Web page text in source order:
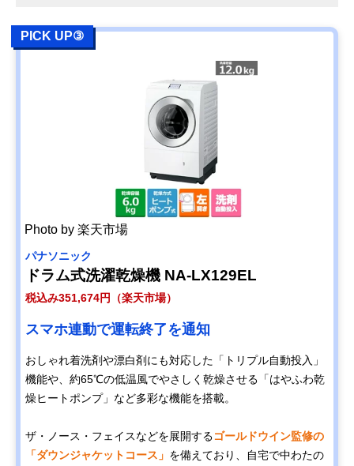
PICK UP③
Photo by 楽天市場
パナソニック
ドラム式洗濯乾燥機 NA-LX129EL
税込み351,674円（楽天市場）
スマホ連動で運転終了を通知
おしゃれ着洗剤や漂白剤にも対応した「トリプル自動投入」
機能や、約65℃の低温風でやさしく乾燥させる「はやふわ乾
燥ヒートポンプ」など多彩な機能を搭載。
ザ・ノース・フェイスなどを展開するゴールドウイン監修の
「ダウンジャケットコース」 を備えており、自宅で中わたの